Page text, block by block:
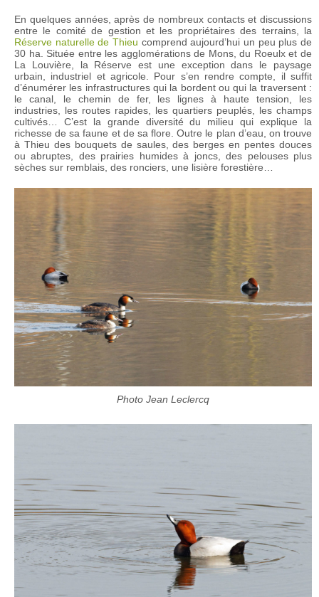
En quelques années, après de nombreux contacts et discussions
entre le comité de gestion et les propriétaires des terrains, la
Réserve naturelle de Thieu comprend aujourd’hui un peu plus de
30 ha. Située entre les agglomérations de Mons, du Roeulx et de
La Louvière, la Réserve est une exception dans le paysage
urbain, industriel et agricole. Pour s’en rendre compte, il suffit
d’énumérer les infrastructures qui la bordent ou qui la traversent :
le canal, le chemin de fer, les lignes à haute tension, les
industries, les routes rapides, les quartiers peuplés, les champs
cultivés… C’est la grande diversité du milieu qui explique la
richesse de sa faune et de sa flore. Outre le plan d’eau, on trouve
à Thieu des bouquets de saules, des berges en pentes douces
ou abruptes, des prairies humides à joncs, des pelouses plus
sèches sur remblais, des ronciers, une lisière forestière…
Photo Jean Leclercq